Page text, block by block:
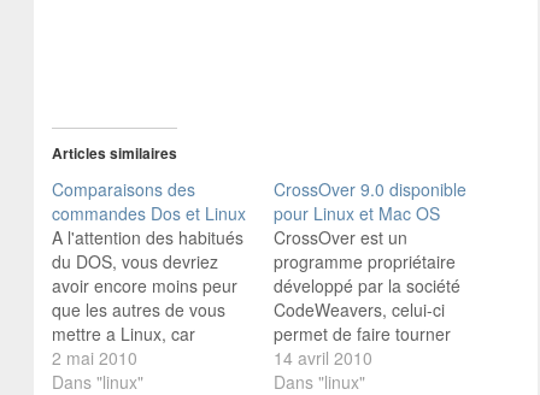
Articles similaires
Comparaisons des
commandes Dos et Linux
A l'attention des habitués
du DOS, vous devriez
avoir encore moins peur
que les autres de vous
mettre a Linux, car
comme le montre le
"tableau" suivant, il y a
2 mai 2010
Dans "linux"
CrossOver 9.0 disponible
pour Linux et Mac OS
CrossOver est un
programme propriétaire
développé par la société
CodeWeavers, celui-ci
permet de faire tourner
des applications Windows
sous Linux ou Mac OS, à
14 avril 2010
Dans "linux"